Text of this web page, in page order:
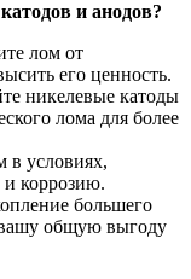
и анодов?
лом от
его ценность.
никелевые катоды
лома для более
в условиях,
коррозию.
большего
вашу общую выгоду